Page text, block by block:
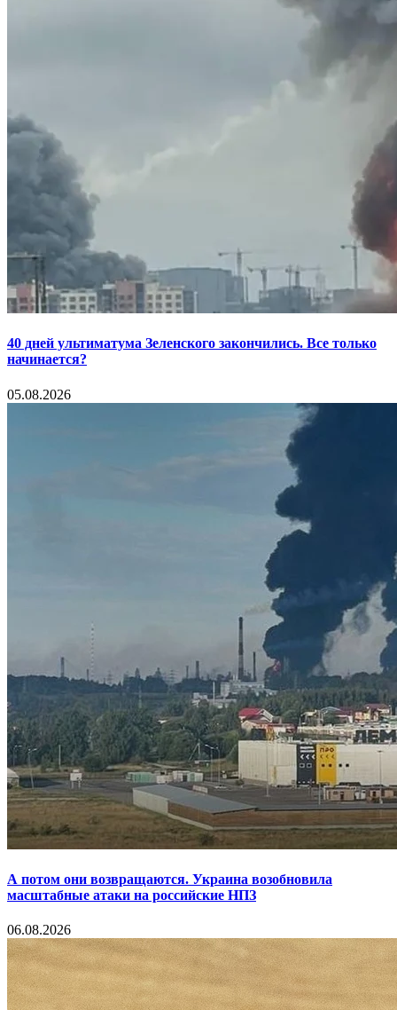
40 дней ультиматума Зеленского закончились. Все только
начинается?
05.08.2026
А потом они возвращаются. Украина возобновила
масштабные атаки на российские НПЗ
06.08.2026